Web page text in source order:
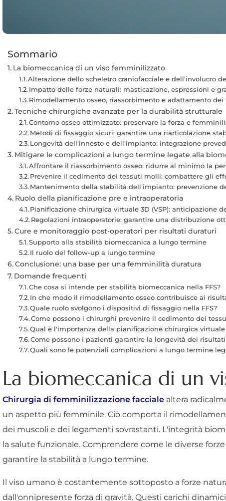
Sommario
La biomeccanica di un viso femminilizzato
Alterazione dello scheletro craniofacciale e dell'involucro
Impatto delle forze naturali: masticazione, espressioni e
Rimodellamento osseo, riassorbimento e adattamento
Tecniche chirurgiche avanzate per la durabilità strutturale
Contorno osseo ottimizzato: preservare la forza e
Metodi di fissaggio sicuri: garantire una riarticolazione
Longevità dell'innesto e dell'impianto: integrazione
Mitigare le complicazioni a lungo termine legate alla
Affrontare il riassorbimento osseo: ridurre al minimo la
Prevenire il cedimento dei tessuti molli: combattere gli
Mantenimento della stabilità dell'impianto: prevenzione
Ruolo della pianificazione pre e intraoperatoria
Pianificazione chirurgica virtuale 3D (VSP): anticipazione
Regolazioni intraoperatorie: garantire una distribuzione
Cure e monitoraggio post-operatori per risultati duraturi
Supporto alla stabilità biomeccanica a lungo termine
Il ruolo del follow-up a lungo termine
Conclusione: una base per una femminilità duratura
Domande frequenti
Che cosa si intende per stabilità biomeccanica nella FFS?
In che modo il rimodellamento osseo contribuisce ai
Quale ruolo svolgono i dispositivi di fissaggio nella FFS?
Come possono i chirurghi prevenire il cedimento dei
Qual è l'importanza della pianificazione chirurgica virtuale
Come possono i pazienti garantire la longevità dei risultati
Quali sono le potenziali complicazioni a lungo termine
La biomeccanica di un
Chirurgia di femminilizzazione facciale altera
un aspetto più femminile. Ciò comporta il
dei muscoli e dei legamenti sovrastanti. L'integrità
la salute funzionale. Comprendere come le diverse
garantire la stabilità a lungo termine.
Il viso umano è costantemente sottoposto a forze
dall'onnipresente forza di gravità. Questi carichi